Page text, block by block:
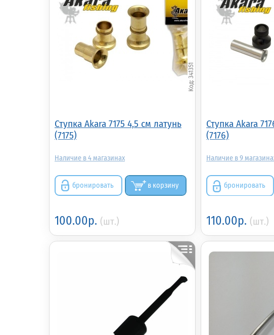
Ступка Akara 7175 4,5 см латунь
(7175)
341351
4
бронировать в корзину
100.00р. (шт.)
Ступка Akara
(7176)
9
бронировать
110.00р. (шт.)